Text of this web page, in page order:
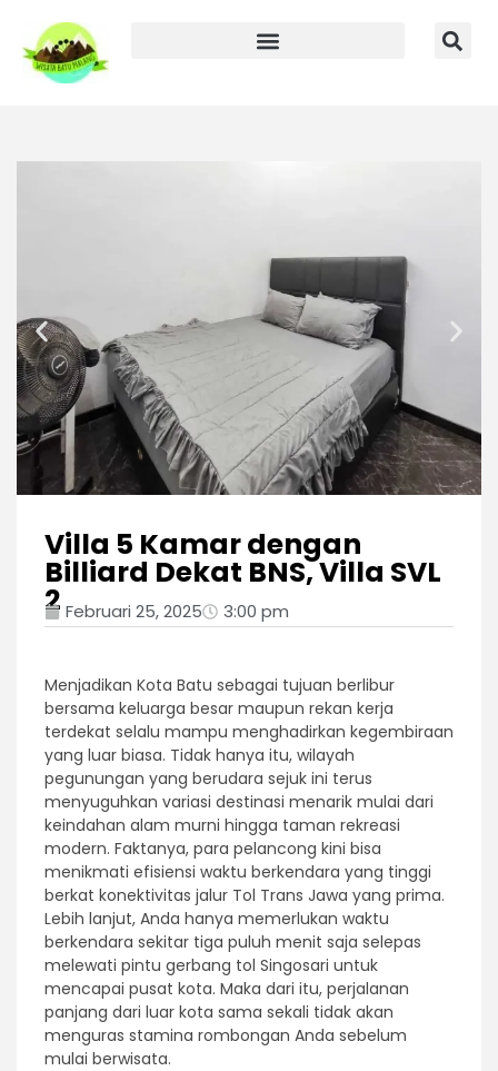
Villa 5 Kamar dengan
Billiard Dekat BNS, Villa SVL
2 Februari 25, 2025 3:00 pm
Menjadikan Kota Batu sebagai tujuan berlibur
bersama keluarga besar maupun rekan kerja
terdekat selalu mampu menghadirkan kegembiraan
yang luar biasa. Tidak hanya itu, wilayah
pegunungan yang berudara sejuk ini terus
menyuguhkan variasi destinasi menarik mulai dari
keindahan alam murni hingga taman rekreasi
modern. Faktanya, para pelancong kini bisa
menikmati efisiensi waktu berkendara yang tinggi
berkat konektivitas jalur Tol Trans Jawa yang prima.
Lebih lanjut, Anda hanya memerlukan waktu
berkendara sekitar tiga puluh menit saja selepas
melewati pintu gerbang tol Singosari untuk
mencapai pusat kota. Maka dari itu, perjalanan
panjang dari luar kota sama sekali tidak akan
menguras stamina rombongan Anda sebelum
mulai berwisata.